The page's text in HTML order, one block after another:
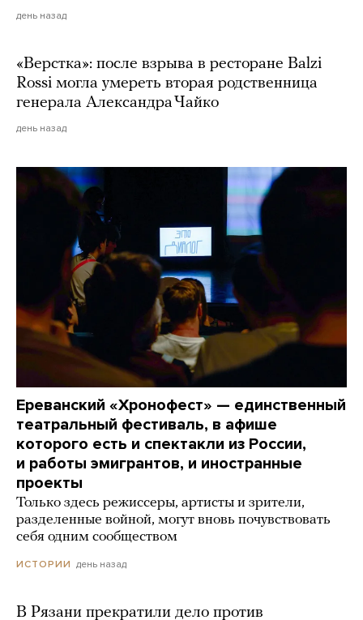
день назад
«Верстка»: после взрыва в ресторане Balzi
Rossi могла умереть вторая родственница
генерала Александра Чайко
день назад
Ереванский «Хронофест» — единственный
театральный фестиваль, в афише
которого есть и спектакли из России,
и работы эмигрантов, и иностранные
проекты
Только здесь режиссеры, артисты и зрители,
разделенные войной, могут вновь почувствовать
себя одним сообществом
ИСТОРИИ день назад
В Рязани прекратили дело против